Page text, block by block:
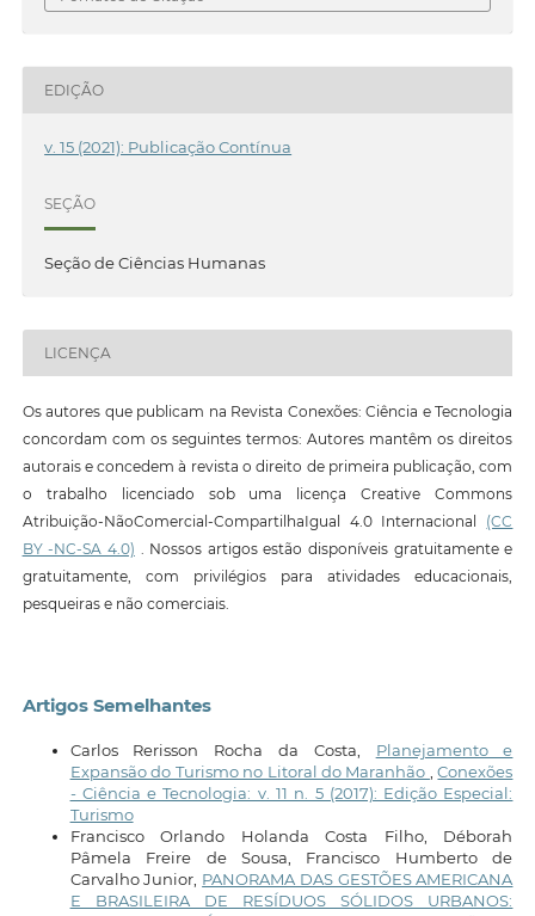
EDIÇÃO
v. 15 (2021): Publicação Contínua
SEÇÃO
Seção de Ciências Humanas
LICENÇA
Os autores que publicam na Revista Conexões: Ciência e Tecnologia
concordam com os seguintes termos: Autores mantêm os direitos
autorais e concedem à revista o direito de primeira publicação, com
o trabalho licenciado sob uma licença Creative Commons
Atribuição-NãoComercial-CompartilhaIgual 4.0 Internacional (CC
BY -NC-SA 4.0) . Nossos artigos estão disponíveis gratuitamente e
gratuitamente, com privilégios para atividades educacionais,
pesqueiras e não comerciais.
Artigos Semelhantes
Carlos Rerisson Rocha da Costa, Planejamento e
Expansão do Turismo no Litoral do Maranhão
,Conexões
- Ciência e Tecnologia: v. 11 n. 5 (2017): Edição Especial:
Turismo
Francisco Orlando Holanda Costa Filho, Déborah
Pâmela Freire de Sousa, Francisco Humberto de
Carvalho Junior, PANORAMA DAS GESTÕES AMERICANA
E BRASILEIRA DE RESÍDUOS SÓLIDOS URBANOS: